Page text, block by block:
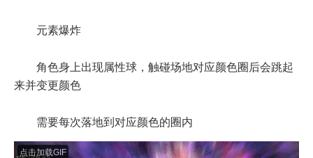
元素爆炸
角色身上出现属性球，触碰场地对应颜色圈后会跳起
来并变更颜色
需要每次落地到对应颜色的圈内
点击加载GIF